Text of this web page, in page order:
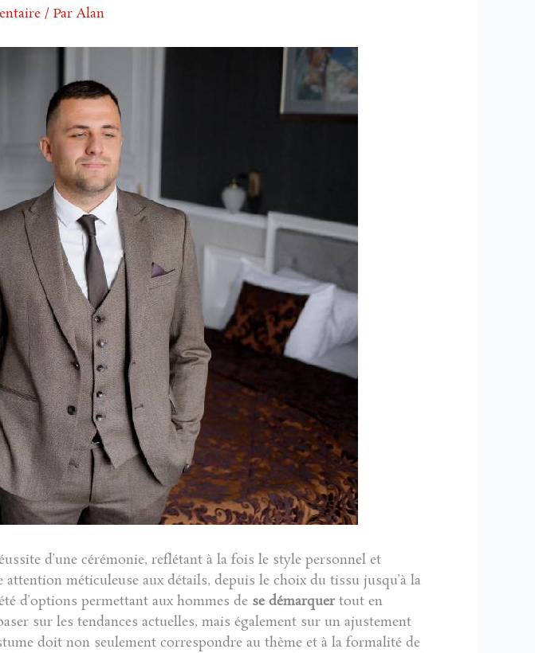
/ ParAlan
d’une cérémonie, reflétant à la fois le style personnel et
méticuleuse aux détails, depuis le choix du tissu jusqu’à la
d’options permettant aux hommes de se démarquertout en
sur les tendances actuelles, mais également sur un ajustement
doit non seulement correspondre au thème et à la formalité de